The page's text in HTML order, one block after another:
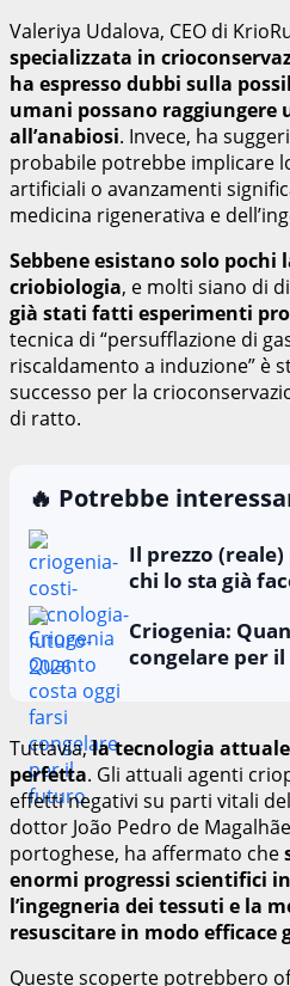
Valeriya Udalova, CEO di
specializzata in
ha espresso dubbi sulla
umani possano raggiungere
all’anabiosi. Invece, ha
probabile potrebbe implicare
artificiali o avanzamenti
medicina rigenerativa e
Sebbene esistano solo
criobiologia, e molti siano di
già stati fatti esperimenti
tecnica di “persufflazione di
riscaldamento a induzione” è
successo per la
di ratto.
🔥 Potrebbe
Il prezzo
chi lo sta già
Criogenia:
congelare per
Tuttavia,la tecnologia
perfetta. Gli attuali agenti
effetti negativi su parti vitali
dottor João Pedro de
portoghese, ha affermato che
enormi progressi scientifici
l’ingegneria dei tessuti e la
resuscitare in modo
Queste scoperte potrebbero